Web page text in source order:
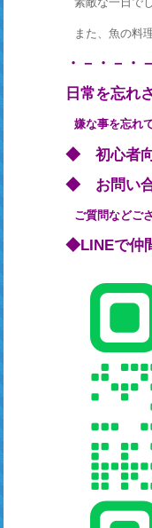
また、魚の料
・－・－・
日常を忘れ
嫌な事を忘れ
◆ 初心者
◆ お問い
ご質問などご
◆LINEで